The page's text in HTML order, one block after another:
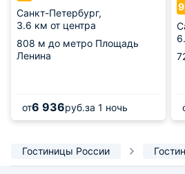
Санкт-Петербург,
3.6 км от центра
808 м до метро Площадь
Ленина
от6 936руб.за 1 ночь
Гостиницы России